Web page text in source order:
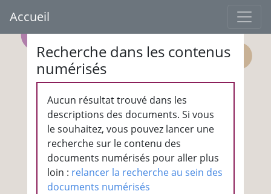
Accueil
Recherche dans les contenus
numérisés
Aucun résultat trouvé dans les
descriptions des documents. Si vous
le souhaitez, vous pouvez lancer une
recherche sur le contenu des
documents numérisés pour aller plus
loin : relancer la recherche au sein des
documents numérisés